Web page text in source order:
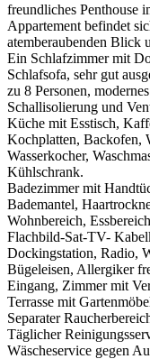
freundliches Penthouse
Appartement befindet
atemberaubenden Blick
Ein Schlafzimmer mit
Schlafsofa, sehr gut
zu 8 Personen,
Schallisolierung und
Küche mit Esstisch,
Kochplatten, Backofen,
Wasserkocher,
Kühlschrank.
Badezimmer mit
Bademantel,
Wohnbereich,
Flachbild-Sat-TV-
Dockingstation, Radio,
Bügeleisen, Allergiker
Eingang, Zimmer mit
Terrasse mit
Separater
Täglicher
Wäscheservice gegen